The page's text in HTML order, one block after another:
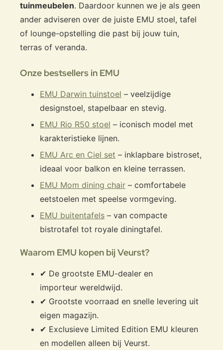
tuinmeubelen. Daardoor kunnen we je als geen
ander adviseren over de juiste EMU stoel, tafel
of lounge-opstelling die past bij jouw tuin,
terras of veranda.
Onze bestsellers in EMU
EMU Darwin tuinstoel – veelzijdige
designstoel, stapelbaar en stevig.
EMU Rio R50 stoel – iconisch model met
karakteristieke lijnen.
EMU Arc en Ciel set – inklapbare bistroset,
ideaal voor balkon en kleine terrassen.
EMU Mom dining chair – comfortabele
eetstoelen met speelse vormgeving.
EMU buitentafels – van compacte
bistrotafel tot royale diningtafel.
Waarom EMU kopen bij Veurst?
✔ De grootste EMU-dealer en
importeur wereldwijd.
✔ Grootste voorraad en snelle levering uit
eigen magazijn.
✔ Exclusieve Limited Edition EMU kleuren
en modellen alleen bij Veurst.